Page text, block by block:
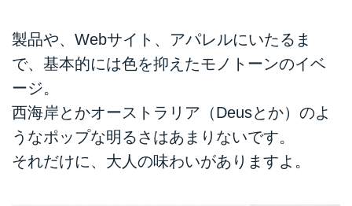
製品や、Webサイト、アパレルにいたるま
で、基本的には色を抑えたモノトーンのイベ
ージ。
西海岸とかオーストラリア（Deusとか）のよ
うなポップな明るさはあまりないです。
それだけに、大人の味わいがありますよ。